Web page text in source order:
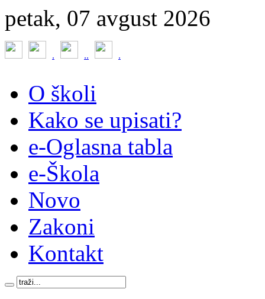
petak, 07 avgust 2026
. .. .
O školi
Kako se upisati?
e-Oglasna tabla
e-Škola
Novo
Zakoni
Kontakt